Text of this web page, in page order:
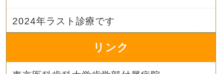
2024年ラスト診療です
リンク